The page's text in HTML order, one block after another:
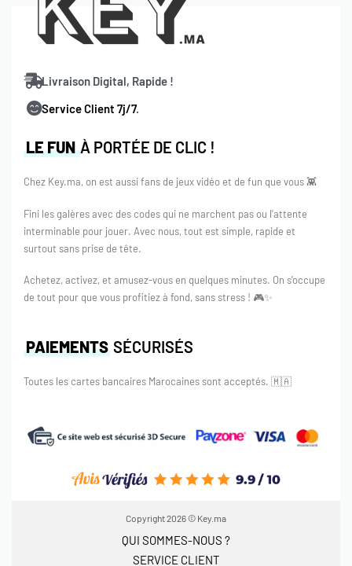
téléphone au
maroc, mais certains éléments de jeu
peuvent également être achetés avec des
LE FUNÀ PORTÉE DE CLIC !
Chez Key.ma, on est aussi fans de jeux vidéo et de fun que vous 👾
Fini les galères avec des codes qui ne marchent pas ou l’attente
interminable pour jouer. Avec nous, tout est simple, rapide et
surtout sans prise de tête.
Achetez, activez, et amusez-vous en quelques minutes. On s’occupe
de tout pour que vous profitiez à fond, sans stress ! 🎮✨
Livraison Digital, Rapide !
Service Client 7j/7.
PAIEMENTS SÉCURISÉS
Toutes les cartes bancaires Marocaines sont acceptés. 🇲🇦
Copyright 2026 © Key.ma
QUI SOMMES-NOUS ?
SERVICE CLIENT